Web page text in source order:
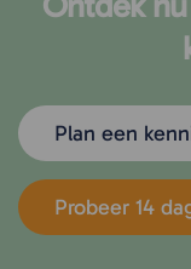
Plan een
Probeer 14